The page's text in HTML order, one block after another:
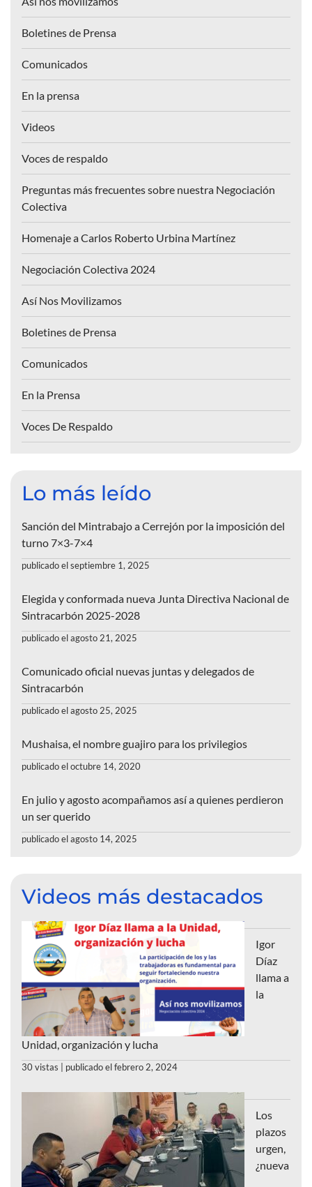
Boletines de Prensa
Comunicados
En la prensa
Videos
Voces de respaldo
Preguntas más frecuentes sobre nuestra Negociación
Colectiva
Homenaje a Carlos Roberto Urbina Martínez
Negociación Colectiva 2024
Así Nos Movilizamos
Boletines de Prensa
Comunicados
En la Prensa
Voces De Respaldo
Lo más leído
Sanción del Mintrabajo a Cerrejón por la imposición del
turno 7×3-7×4
publicado el septiembre 1, 2025
Elegida y conformada nueva Junta Directiva Nacional de
Sintracarbón 2025-2028
publicado el agosto 21, 2025
Comunicado oficial nuevas juntas y delegados de
Sintracarbón
publicado el agosto 25, 2025
Mushaisa, el nombre guajiro para los privilegios
publicado el octubre 14, 2020
En julio y agosto acompañamos así a quienes perdieron
un ser querido
publicado el agosto 14, 2025
Videos más destacados
Igor
Díaz
llama a
la
Unidad, organización y lucha
30 vistas publicado el febrero 2, 2024
Los
plazos
urgen,
¿nueva